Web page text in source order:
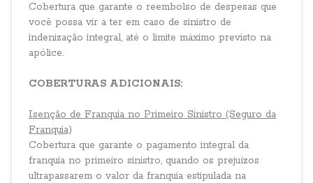
Cobertura que garante o reembolso de despesas que
você possa vir a ter em caso de sinistro de
indenização integral, até o limite máximo previsto na
apólice.
COBERTURAS ADICIONAIS:
Isenção de Franquia no Primeiro Sinistro (Seguro da
Franquia)
Cobertura que garante o pagamento integral da
franquia no primeiro sinistro, quando os prejuízos
ultrapassarem o valor da franquia estipulada na